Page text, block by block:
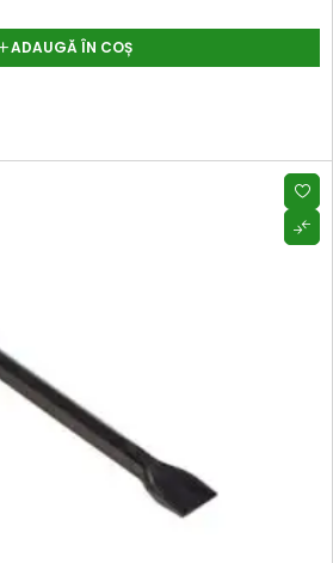
ADAUGĂ ÎN COȘ